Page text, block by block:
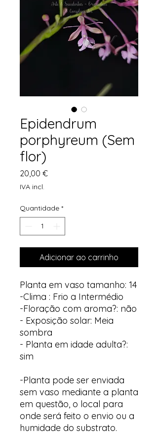
Epidendrum
porphyreum (Sem
flor)
20,00 €Preço
IVA incl.
Quantidade *
Adicionar ao carrinho
Planta em vaso tamanho: 14
-Clima : Frio a Intermédio
-Floração com aroma?: não
- Exposição solar: Meia
sombra
- Planta em idade adulta?:
sim
-Planta pode ser enviada
sem vaso mediante a planta
em questão, o local para
onde será feito o envio ou a
humidade do substrato.